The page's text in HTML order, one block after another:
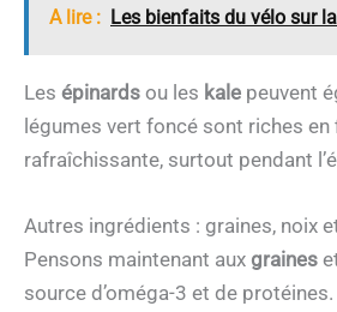
A lire : Les bienfaits du vélo sur
Les épinards ou les kale peuvent
légumes vert foncé sont riches
rafraîchissante, surtout pendant
Autres ingrédients : graines, noix
Pensons maintenant aux graines
source d’oméga-3 et de